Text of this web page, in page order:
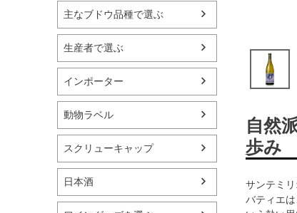
主なブドウ品種で選ぶ
生産者で選ぶ
インポーター
動物ラベル
スクリューキャップ
日本酒
自然
歩み
サンテミ
バティエ